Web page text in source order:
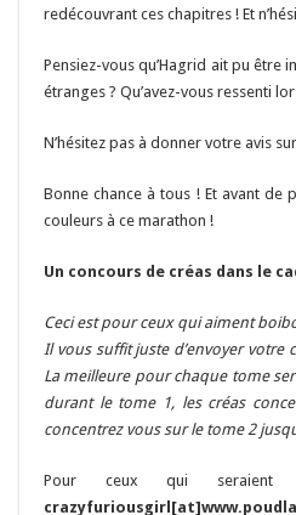
redécouvrant ces chapitres ! Et
Pensiez-vous qu’Hagrid ait pu être
étranges ? Qu’avez-vous ressenti
N’hésitez pas à donner votre avis
Bonne chance à tous ! Et avant de
couleurs à ce marathon !
Un concours de créas dans le
Ceci est pour ceux qui aiment
Il vous suffit juste d’envoyer votre
La meilleure pour chaque tome
durant le tome 1, les créas
concentrez vous sur le tome 2
Pour ceux qui seraient